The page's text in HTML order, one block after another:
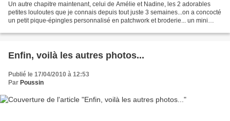
Un autre chapitre maintenant, celui de Amélie et Nadine, les 2 adorables
petites louloutes que je connais depuis tout juste 3 semaines...on a concocté
un petit pique-épingles personnalisé en patchwork et broderie... un mini
Enfin, voilà les autres photos...
Publié le 17/04/2010 à 12:53
Par Poussin